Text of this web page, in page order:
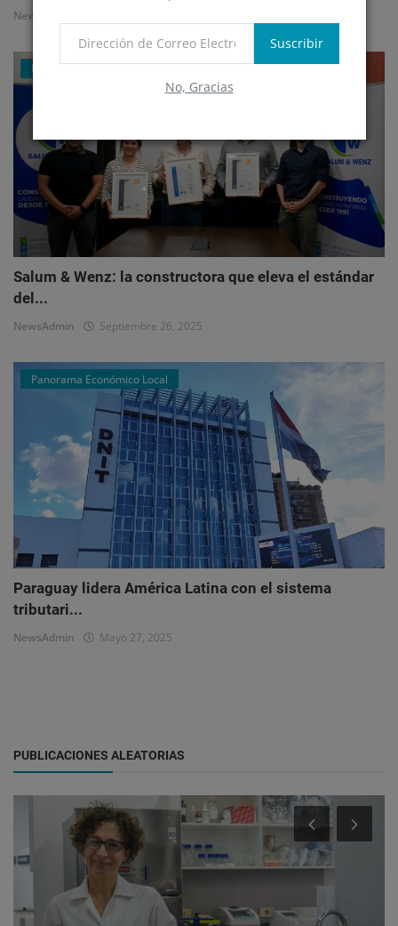
Suscribir
No, Gracias
NewsAdmin
Mercado Inmobiliario Empresarial
Salum & Wenz: la constructora que eleva el estándar
del...
NewsAdmin Septiembre 26, 2025
Panorama Económico Local
Paraguay lidera América Latina con el sistema
tributari...
NewsAdmin Mayo 27, 2025
PUBLICACIONES ALEATORIAS